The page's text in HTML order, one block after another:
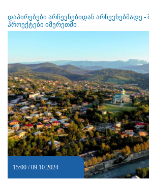
დაპირებები არჩევნებიდან არჩევნებმადე
პროექტები იმერეთში
15:00 / 09.10.2024